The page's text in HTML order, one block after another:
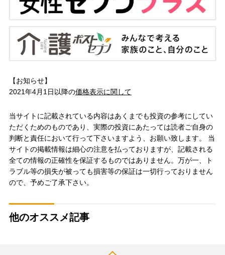
【お知らせ】
2021年4月1日以降の価格表示に関して
当サイトに記載されている内容はあくまでも投資の参考にしてい
ただくためのものであり、実際の投資にあたっては読者ご自身の
判断と責任において行って下さいますよう、お願い致します。 当
サイトの掲載情報は細心の注意を払っておりますが、記載される
全ての情報の正確性を保証するものではありません。万が一、ト
ラブル等の損失が被っても損害等の保証は一切行っておりません
ので、予めご了承下さい。
他のオススメ記事